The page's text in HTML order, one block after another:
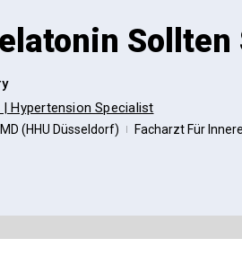
Sollten
Hypertension Specialist
MD (HHU Düsseldorf) | Facharzt Für